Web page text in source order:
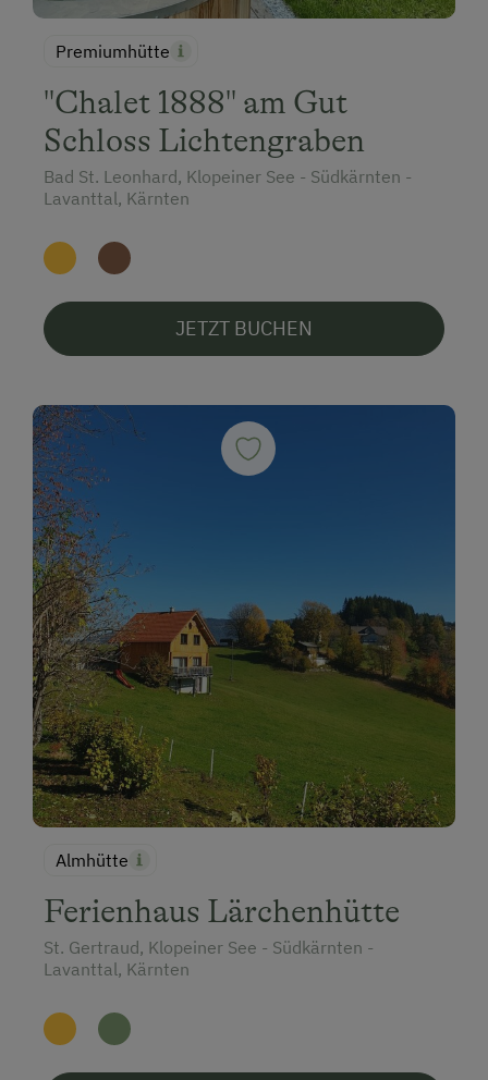
Premiumhütte
"Chalet 1888" am Gut
Schloss Lichtengraben
Bad St. Leonhard, Klopeiner See - Südkärnten -
Lavanttal, Kärnten
JETZT BUCHEN
Almhütte
Ferienhaus Lärchenhütte
St. Gertraud, Klopeiner See - Südkärnten -
Lavanttal, Kärnten